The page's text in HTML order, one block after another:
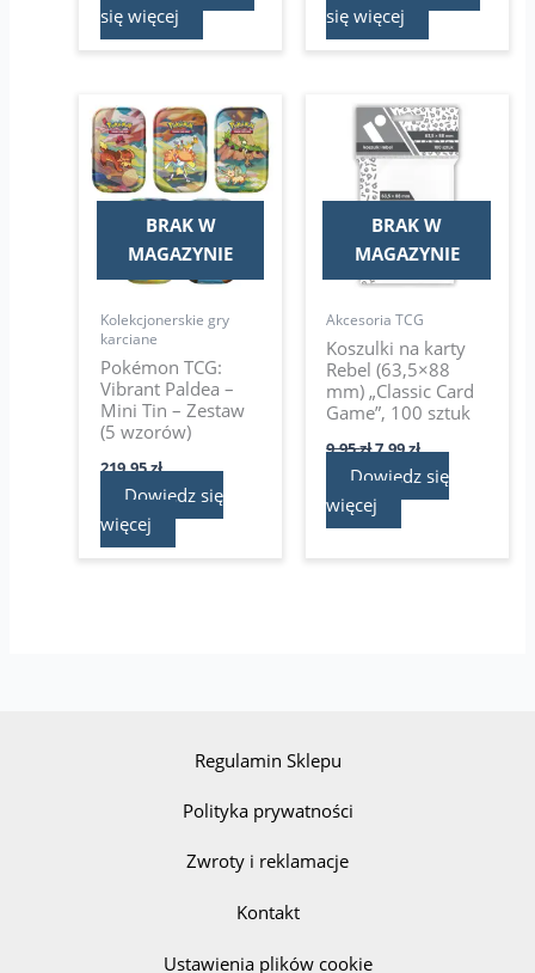
się więcej
się więcej
BRAK W
MAGAZYNIE
Kolekcjonerskie gry
karciane
Pokémon TCG:
Vibrant Paldea –
Mini Tin – Zestaw
(5 wzorów)
219,95zł
Dowiedz się
więcej
BRAK W
MAGAZYNIE
Akcesoria TCG
Koszulki na karty
Rebel (63,5×88
mm) „Classic Card
Game”, 100 sztuk
9,95zł
Pierwotna
cena
wynosiła:
9,95 zł.
7,99zł
Aktualna
cena
wynosi:
7,99 zł.
Dowiedz się
więcej
Regulamin Sklepu
Polityka prywatności
Zwroty i reklamacje
Kontakt
Ustawienia plików cookie